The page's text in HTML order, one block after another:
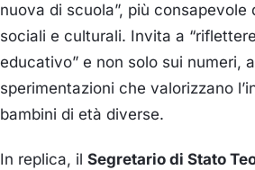
nuova di scuola”, più consapevole
sociali e culturali. Invita a
educativo” e non solo sui numeri,
sperimentazioni che valorizzano
bambini di età diverse.
In replica, il Segretario di Stato